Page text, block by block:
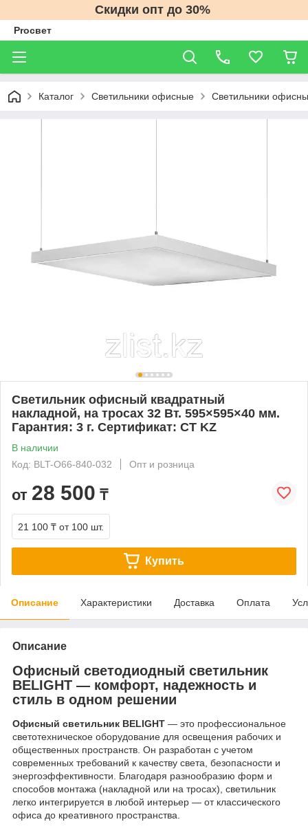
Скидки опт до 30%
Proсвет
Каталог Светильники офисные Светильники
Светильник офисный квадратный
накладной, на тросах 32 Вт. 595×595×40 мм.
Гарантия: 3 г. Сертификат: CT KZ
В наличии
Код: BLT-O66-840-032
Опт и розница
от 28 500 ₸
21 100 ₸ от 100 шт.
Купить
Описание Характеристики Доставка Оплата
Описание
Офисный светодиодный светильник
BELIGHT — комфорт, надежность и
стиль в одном решении
Офисный светильник BELIGHT — это профессиональное
светотехническое оборудование для освещения рабочих и
общественных пространств. Он разработан с учетом
современных требований к качеству света, безопасности и
энергоэффективности. Благодаря разнообразию форм и
способов монтажа (накладной или на тросах), светильник
легко интегрируется в любой интерьер — от классического
офиса до креативного пространства.